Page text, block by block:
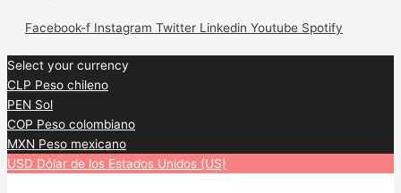
Facebook-f Instagram Twitter Linkedin Youtube Spotify
Select your currency
CLP Peso chileno
PEN Sol
COP Peso colombiano
MXN Peso mexicano
USD Dólar de los Estados Unidos (US)